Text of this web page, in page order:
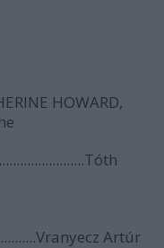
HOWARD,
Artúr